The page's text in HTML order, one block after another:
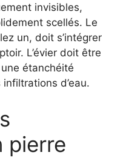
invisibles,
scellés. Le
un, doit s’intégrer
L’évier doit être
étanchéité
d’eau.
pierre